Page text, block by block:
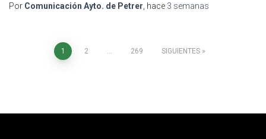
Por Comunicación Ayto. de Petrer , hace 3 semanas
1 2 269 SIGUIENTES